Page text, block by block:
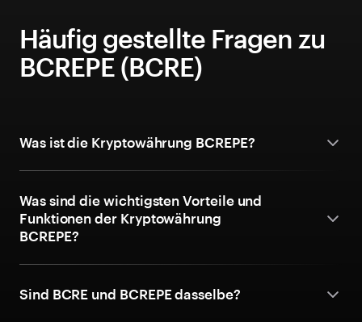
Häufig gestellte Fragen zu
BCREPE (BCRE)
Was ist die Kryptowährung BCREPE?
Was sind die wichtigsten Vorteile und
Funktionen der Kryptowährung
BCREPE?
Sind BCRE und BCREPE dasselbe?